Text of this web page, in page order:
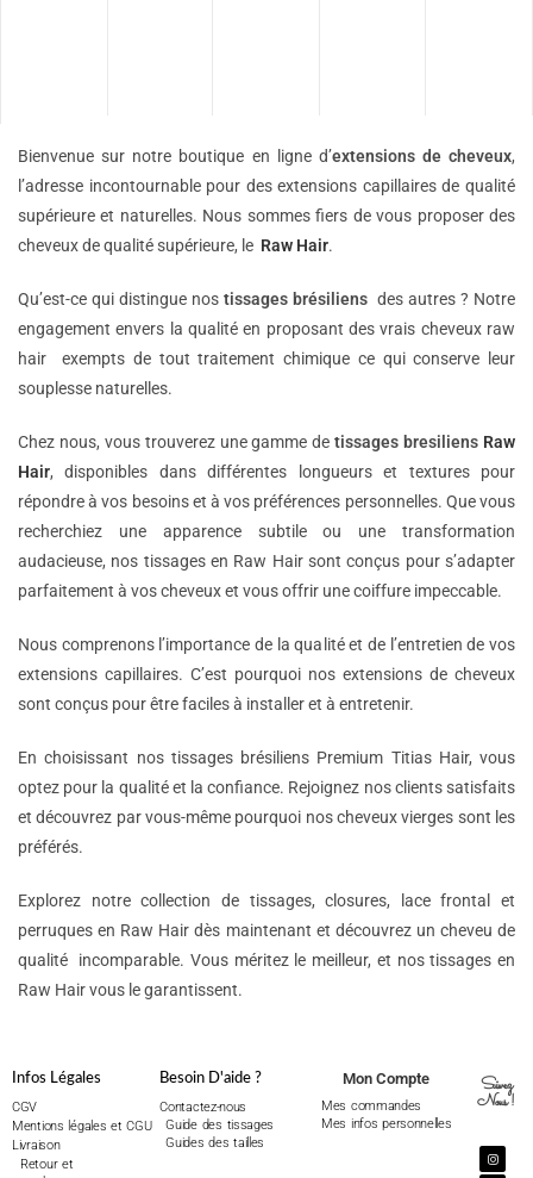
Bienvenue sur notre boutique en ligne d’extensions decheveux,
l’adresse incontournable pour des extensions capillaires de qualité
supérieure et naturelles. Nous sommes fiers de vous proposer des
cheveux de qualité supérieure, le Raw Hair.
Qu’est-ce qui distingue nos tissages brésiliens des autres ? Notre
engagement envers la qualité en proposant des vrais cheveux raw
hair exempts de tout traitement chimique ce qui conserve leur
souplesse naturelles.
Chez nous, vous trouverez une gamme detissages bresiliens Raw
Hair, disponibles dans différentes longueurs et textures pour
répondre à vos besoins et à vos préférences personnelles. Que vous
recherchiez une apparence subtile ou une transformation
audacieuse, nos tissages en Raw Hair sont conçus pour s’adapter
parfaitement à vos cheveux et vous offrir une coiffure impeccable.
Nous comprenons l’importance de la qualité et de l’entretien de vos
extensions capillaires. C’est pourquoi nos extensions de cheveux
sont conçus pour être faciles à installer et à entretenir.
En choisissant nos tissages brésiliens Premium Titias Hair, vous
optez pour la qualité et la confiance. Rejoignez nos clients satisfaits
et découvrez par vous-même pourquoi nos cheveux vierges sont les
préférés.
Explorez notre collection de tissages, closures, lace frontal et
perruques en Raw Hair dès maintenant et découvrez un cheveu de
qualité incomparable. Vous méritez le meilleur, et nos tissages en
Raw Hair vous le garantissent.
Infos Légales
CGV
Mentions légales et CGU
Livraison
Retour et
Besoin D'aide ?
Contactez-nous
Guide des tissages
Guides des tailles
Mon Compte
Mes commandes
Mes infos personnelles
Suivez
Nous !